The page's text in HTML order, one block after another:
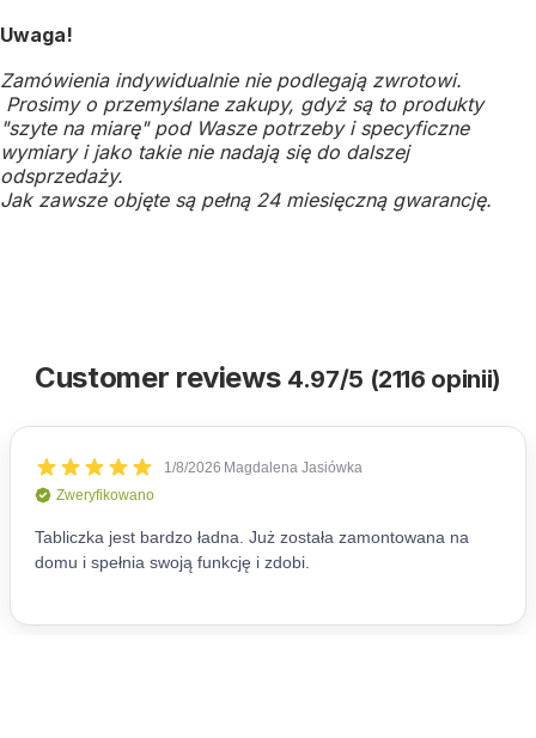
Uwaga!
Zamówienia indywidualnie nie podlegają zwrotowi.
Prosimy o przemyślane zakupy, gdyż są to produkty
"szyte na miarę" pod Wasze potrzeby i specyficzne
wymiary i jako takie nie nadają się do dalszej
odsprzedaży.
Jak zawsze objęte są pełną 24 miesięczną gwarancję.
Customer reviews 4.97/5 (2116 opinii)